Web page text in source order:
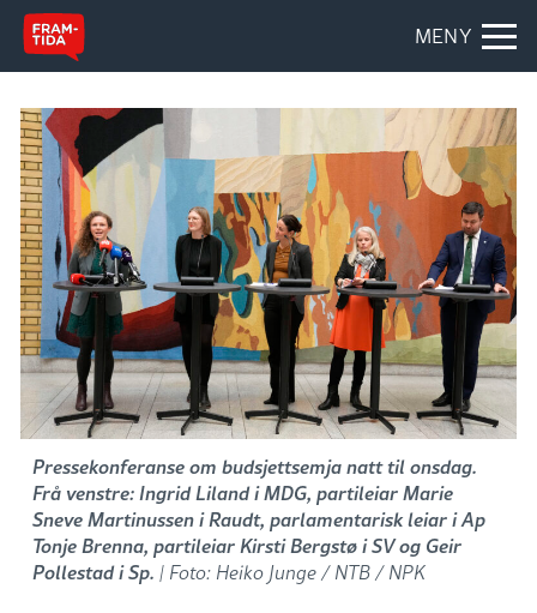
MENY
Pressekonferanse om budsjettsemja natt til onsdag.
Frå venstre: Ingrid Liland i MDG, partileiar Marie
Sneve Martinussen i Raudt, parlamentarisk leiar i Ap
Tonje Brenna, partileiar Kirsti Bergstø i SV og Geir
Pollestad i Sp. | Foto: Heiko Junge / NTB / NPK